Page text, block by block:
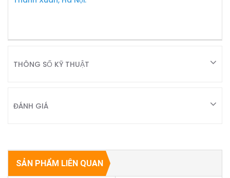
THÔNG SỐ KỸ THUẬT
ĐÁNH GIÁ
SẢN PHẨM LIÊN QUAN